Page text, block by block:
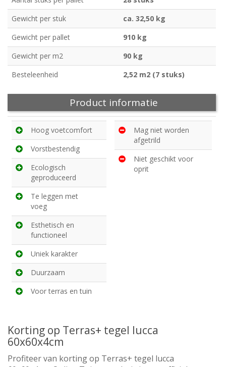
Gewicht per stuk
ca. 32,50 kg
Gewicht per pallet
910 kg
Gewicht per m2
90 kg
Besteleenheid
2,52 m2 (7 stuks)
Product informatie
Hoog voetcomfort
Vorstbestendig
Ecologisch
geproduceerd
Te leggen met
voeg
Esthetisch en
functioneel
Uniek karakter
Duurzaam
Voor terras en tuin
Mag niet worden
afgetrild
Niet geschikt voor
oprit
Korting op Terras+ tegel lucca
60x60x4cm
Profiteer van korting op Terras+ tegel lucca